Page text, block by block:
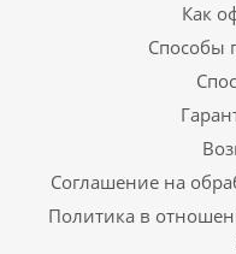
Как
Способы
Соглашение на
Политика в